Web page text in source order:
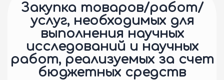
Закупка товаров/работ/
услуг, необходимых для
выполнения научных
исследований и научных
работ, реализуемых за счет
бюджетных средств